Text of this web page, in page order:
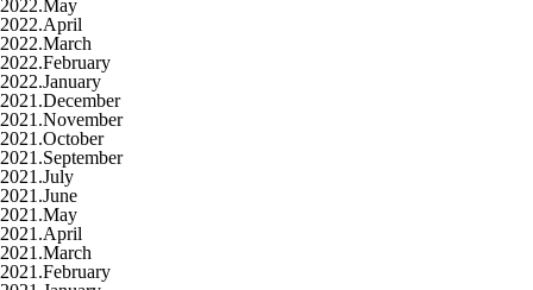
2022.May
2022.April
2022.March
2022.February
2022.January
2021.December
2021.November
2021.October
2021.September
2021.July
2021.June
2021.May
2021.April
2021.March
2021.February